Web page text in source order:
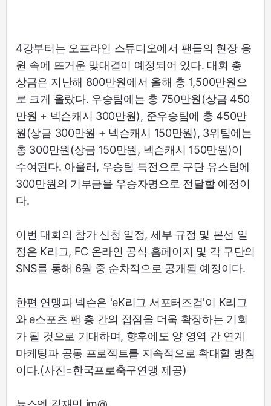
4강부터는 오프라인 스튜디오에서 팬들의 현장 응
원 속에 뜨거운 맞대결이 예정되어 있다. 대회 총
상금은 지난해 800만원에서 올해 총 1,500만원으
로 크게 올랐다. 우승팀에는 총 750만원(상금 450
만원 + 넥슨캐시 300만원), 준우승팀에 총 450만
원(상금 300만원 + 넥슨캐시 150만원), 3위팀에는
총 300만원(상금 150만원, 넥슨캐시 150만원)이
수여된다. 아울러, 우승팀 특전으로 구단 유스팀에
300만원의 기부금을 우승자명으로 전달할 예정이
다.
이번 대회의 참가 신청 일정, 세부 규정 및 본선 일
정은 K리그, FC 온라인 공식 홈페이지 및 각 구단의
SNS를 통해 6월 중 순차적으로 공개될 예정이다.
한편 연맹과 넥슨은 'eK리그 서포터즈컵'이 K리그
와 e스포츠 팬 층 간의 접점을 더욱 확장하는 기회
가 될 것으로 기대하며, 향후에도 양 영역 간 연계
마케팅과 공동 프로젝트를 지속적으로 확대할 방침
이다.(사진=한국프로축구연맹 제공)